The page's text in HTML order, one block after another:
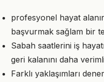
profesyonel hayat
başvurmak sağlam bir
Sabah saatlerini iş
geri kalanını daha
Farklı yaklaşımları